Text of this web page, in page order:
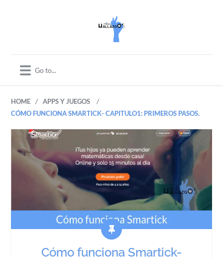
HOME / APPS Y JUEGOS /
CÓMO FUNCIONA SMARTICK- CAPITULO1: PRIMEROS PASOS.
Cómo funciona Smartick-